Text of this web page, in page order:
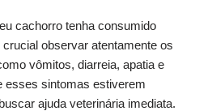
cachorro tenha consumido
observar atentamente os
vômitos, diarreia, apatia e
esses sintomas estiverem
ajuda veterinária imediata.